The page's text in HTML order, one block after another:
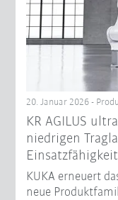
20. Januar 2026 -
KR AGILUS
niedrigen
Einsatzfähigkeit
KUKA erneuert
neue